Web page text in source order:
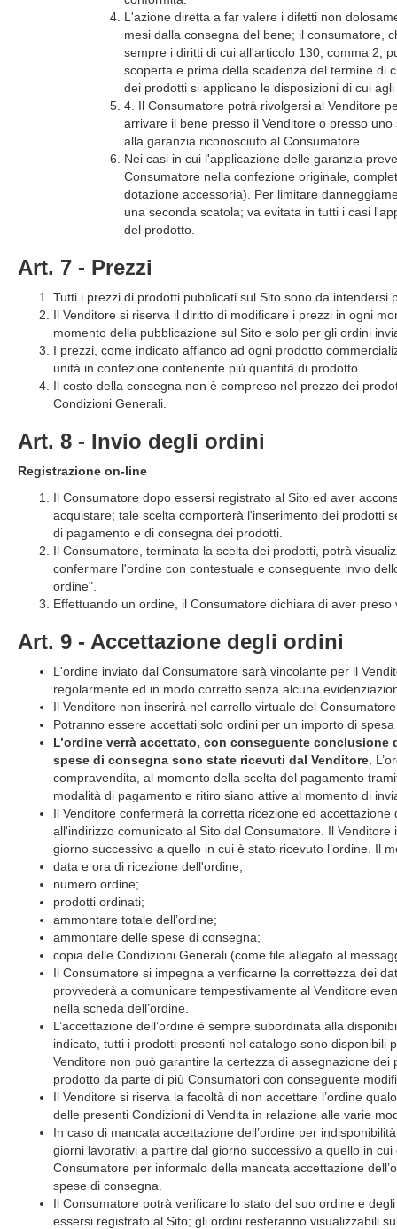
L'azione diretta a far valere i difetti non
mesi dalla consegna del bene; il consumatore,
sempre i diritti di cui all'articolo 130, comma 2,
scoperta e prima della scadenza del termine di
dei prodotti si applicano le disposizioni di cui
4. Il Consumatore potrà rivolgersi al Venditore
arrivare il bene presso il Venditore o presso
alla garanzia riconosciuto al Consumatore.
Nei casi in cui l'applicazione delle garanzia
Consumatore nella confezione originale,
dotazione accessoria). Per limitare
una seconda scatola; va evitata in tutti i casi
del prodotto.
Art. 7 - Prezzi
Tutti i prezzi di prodotti pubblicati sul Sito sono da intendersi
Il Venditore si riserva il diritto di modificare i prezzi in ogni
momento della pubblicazione sul Sito e solo per gli ordini
I prezzi, come indicato affianco ad ogni prodotto
unità in confezione contenente più quantità di prodotto.
Il costo della consegna non è compreso nel prezzo dei
Condizioni Generali.
Art. 8 - Invio degli ordini
Registrazione on-line
Il Consumatore dopo essersi registrato al Sito ed aver
acquistare; tale scelta comporterà l'inserimento dei prodotti
di pagamento e di consegna dei prodotti.
Il Consumatore, terminata la scelta dei prodotti, potrà
confermare l'ordine con contestuale e conseguente invio
ordine".
Effettuando un ordine, il Consumatore dichiara di aver
Art. 9 - Accettazione degli ordini
L'ordine inviato dal Consumatore sarà vincolante per il
regolarmente ed in modo corretto senza alcuna
Il Venditore non inserirà nel carrello virtuale del
Potranno essere accettati solo ordini per un importo di
L’ordine verrà accettato, con conseguente
spese di consegna sono state ricevuti dal Venditore.
compravendita, al momento della scelta del pagamento
modalità di pagamento e ritiro siano attive al momento di
Il Venditore confermerà la corretta ricezione ed
all'indirizzo comunicato al Sito dal Consumatore. Il
giorno successivo a quello in cui è stato ricevuto l’ordine. Il
data e ora di ricezione dell'ordine;
numero ordine;
prodotti ordinati;
ammontare totale dell’ordine;
ammontare delle spese di consegna;
copia delle Condizioni Generali (come file allegato al
Il Consumatore si impegna a verificarne la correttezza dei
provvederà a comunicare tempestivamente al Venditore
nella scheda dell’ordine.
L’accettazione dell’ordine è sempre subordinata alla
indicato, tutti i prodotti presenti nel catalogo sono disponibili
Venditore non può garantire la certezza di assegnazione
prodotto da parte di più Consumatori con conseguente
Il Venditore si riserva la facoltà di non accettare l’ordine
delle presenti Condizioni di Vendita in relazione alle varie
In caso di mancata accettazione dell’ordine per
giorni lavorativi a partire dal giorno successivo a quello in
Consumatore per informalo della mancata accettazione
spese di consegna.
Il Consumatore potrà verificare lo stato del suo ordine e
essersi registrato al Sito; gli ordini resteranno visualizzabili